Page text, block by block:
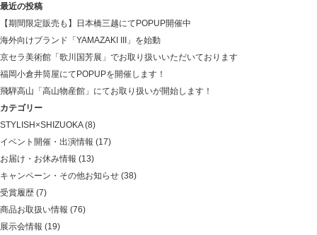
最近の投稿
【期間限定販売も】日本橋三越にてPOPUP開催中
海外向けブランド「YAMAZAKI III」を始動
京セラ美術館「歌川国芳展」でお取り扱いいただいております
福岡小倉井筒屋にてPOPUPを開催します！
飛騨高山「高山物産館」にてお取り扱いが開始します！
カテゴリー
STYLISH×SHIZUOKA(8)
イベント開催・出演情報 (17)
お届け・お休み情報 (13)
キャンペーン・その他お知らせ (38)
受賞履歴 (7)
商品お取扱い情報 (76)
展示会情報 (19)